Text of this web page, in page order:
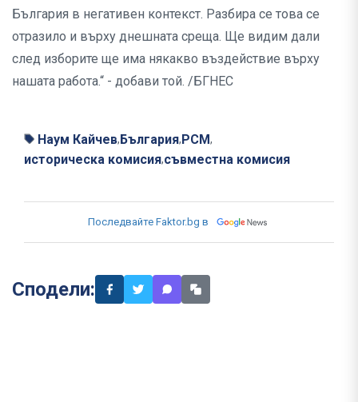
България в негативен контекст. Разбира се това се
отразило и върху днешната среща. Ще видим дали
след изборите ще има някакво въздействие върху
нашата работа.“ - добави той. /БГНЕС
Наум Кайчев,България,РСМ,
историческа комисия,съвместна комисия
Последвайте Faktor.bg в
Сподели: